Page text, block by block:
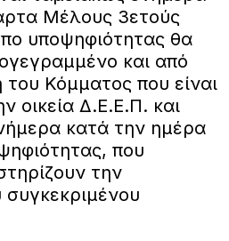
Μέλους 3ετούς
υποψηφιότητας θα
και από
Κόμματος που είναι
οικεία Δ.Ε.Ε.Π. και
κατά την ημέρα
που
την